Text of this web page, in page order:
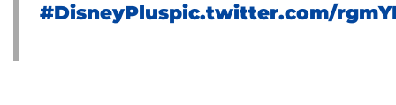
#DisneyPluspic.twitter.com/